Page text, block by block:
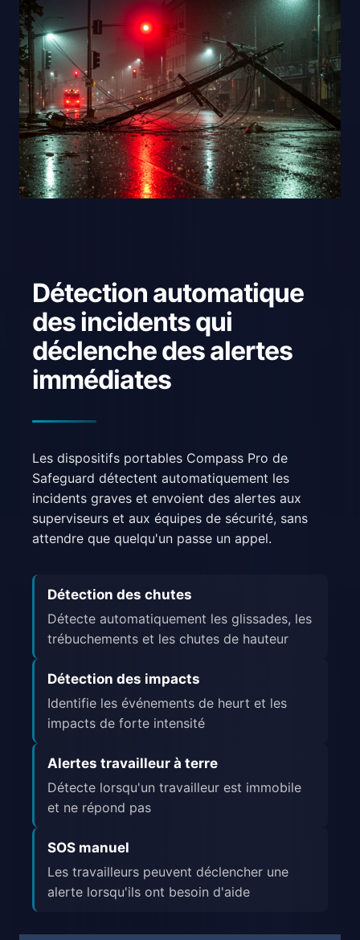
Détection automatique
des incidents qui
déclenche des alertes
immédiates
Les dispositifs portables Compass Pro de
Safeguard détectent automatiquement les
incidents graves et envoient des alertes aux
superviseurs et aux équipes de sécurité, sans
attendre que quelqu'un passe un appel.
Détection des chutes
Détecte automatiquement les glissades, les
trébuchements et les chutes de hauteur
Détection des impacts
Identifie les événements de heurt et les
impacts de forte intensité
Alertes travailleur à terre
Détecte lorsqu'un travailleur est immobile
et ne répond pas
SOS manuel
Les travailleurs peuvent déclencher une
alerte lorsqu'ils ont besoin d'aide